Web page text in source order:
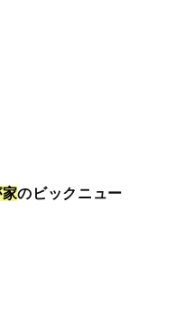
家のビックニュー